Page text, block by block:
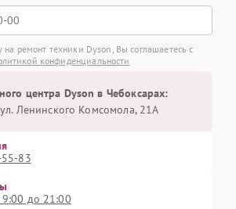
на ремонт техники Dyson, Вы соглашаетесь с
конфиденциальности
центра Dyson в Чебоксарах:
Ленинского Комсомола, 21А
83
до 21:00